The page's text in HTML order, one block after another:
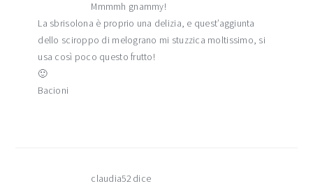
Mmmmh gnammy!
La sbrisolona è proprio una delizia, e quest’aggiunta
dello sciroppo di melograno mi stuzzica moltissimo, si
usa così poco questo frutto!
🙂
Bacioni
claudia52 dice